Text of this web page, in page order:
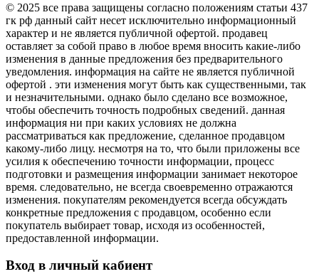
© 2025 все права защищены согласно положениям статьи 437
гк рф данный сайт несет исключительно информационный
характер и не является публичной офертой. продавец
оставляет за собой право в любое время вносить какие-либо
изменения в данные предложения без предварительного
уведомления. информация на сайте не является публичной
офертой . эти изменения могут быть как существенными, так
и незначительными. однако было сделано все возможное,
чтобы обеспечить точность подробных сведений. данная
информация ни при каких условиях не должна
рассматриваться как предложение, сделанное продавцом
какому-либо лицу. несмотря на то, что были приложены все
усилия к обеспечению точности информации, процесс
подготовки и размещения информации занимает некоторое
время. следовательно, не всегда своевременно отражаются
изменения. покупателям рекомендуется всегда обсуждать
конкретные предложения с продавцом, особенно если
покупатель выбирает товар, исходя из особенностей,
предоставленной информации.
Вход в личный кабиент